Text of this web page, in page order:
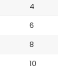
4
6
8
10